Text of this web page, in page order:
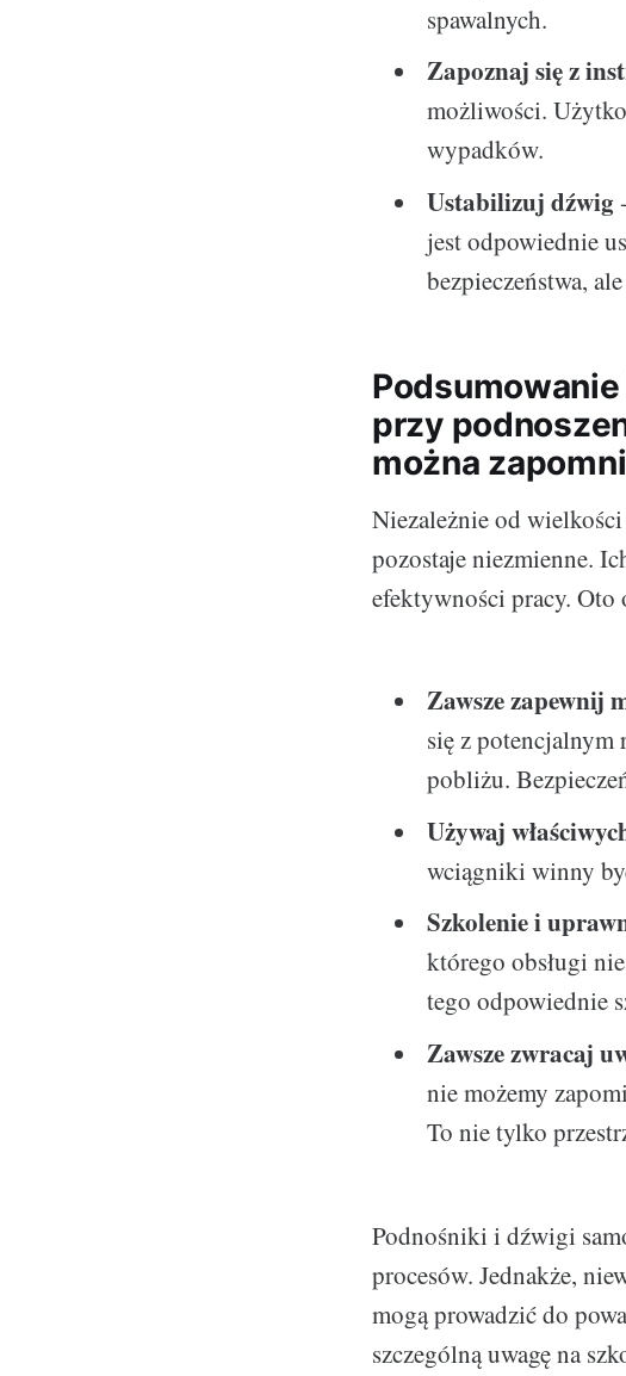
spawalnych.
Zapoznaj się z
możliwości.
wypadków.
Ustabilizuj dźwig
jest odpowiednie
bezpieczeństwa,
przy
można
Niezależnie od
pozostaje niezmienne.
efektywności pracy. Oto
Zawsze zapewnij
się z potencjalnym
pobliżu.
Używaj
wciągniki winny
Szkolenie i
którego obsługi
tego odpowiednie
Zawsze zwracaj
nie możemy
To nie tylko
Podnośniki i dźwigi
procesów. Jednakże,
mogą prowadzić do
szczególną uwagę na